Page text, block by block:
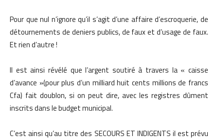
Pour que nul n’ignore qu’il s’agit d’une affaire d’escroquerie, de
détournements de deniers publics, de faux et d’usage de faux.
Et rien d’autre !
Il est ainsi révélé que l’argent soutiré à travers la « caisse
d’avance »(pour plus d’un milliard huit cents millions de francs
Cfa) fait doublon, si on peut dire, avec les registres dûment
inscrits dans le budget municipal.
C’est ainsi qu’au titre des SECOURS ET INDIGENTS il est prévu